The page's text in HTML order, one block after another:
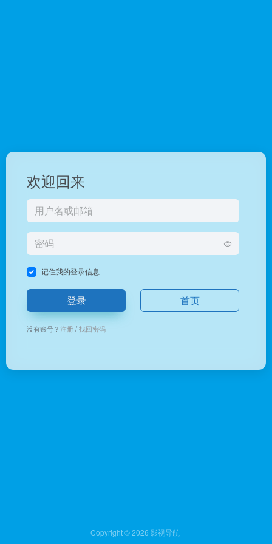
欢迎回来
记住我的登录信息
登录 首页
没有账号？注册/找回密码
Copyright © 2026 影视导航